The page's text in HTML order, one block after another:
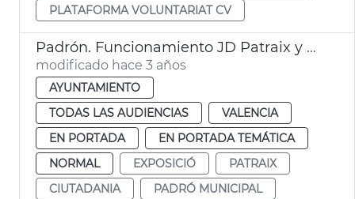
PLATAFORMA VOLUNTARIAT CV
Padrón. Funcionamiento JD Patraix y Exposició
modificado hace 3 años
AYUNTAMIENTO
TODAS LAS AUDIENCIAS
VALENCIA
EN PORTADA
EN PORTADA TEMÁTICA
NORMAL
EXPOSICIÓ
PATRAIX
CIUTADANIA
PADRÓ MUNICIPAL